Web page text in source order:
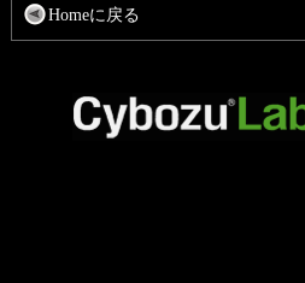
Homeに戻る